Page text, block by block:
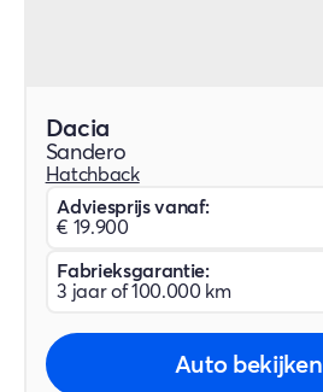
Dacia
Sandero
Hatchback
Adviesprijs vanaf:
€ 19.900
Fabrieksgarantie:
3 jaar of 100.000 km
Auto bekijken